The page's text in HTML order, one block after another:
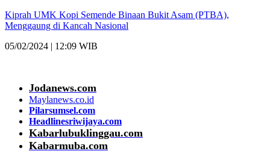
Kiprah UMK Kopi Semende Binaan Bukit Asam (PTBA),
Menggaung di Kancah Nasional
05/02/2024 | 12:09 WIB
Jodanews.com
Maylanews.co.id
Pilarsumsel.com
Headlinesriwijaya.com
Kabarlubuklinggau.com
Kabarmuba.com